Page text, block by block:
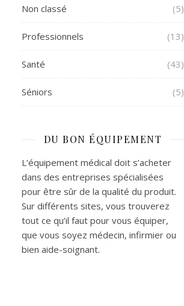
Non classé (5)
Professionnels (13)
Santé (43)
Séniors (5)
DU BON ÉQUIPEMENT
L’équipement médical doit s’acheter
dans des entreprises spécialisées
pour être sûr de la qualité du produit.
Sur différents sites, vous trouverez
tout ce qu’il faut pour vous équiper,
que vous soyez médecin, infirmier ou
bien aide-soignant.